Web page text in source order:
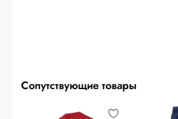
Сопутствующие товары